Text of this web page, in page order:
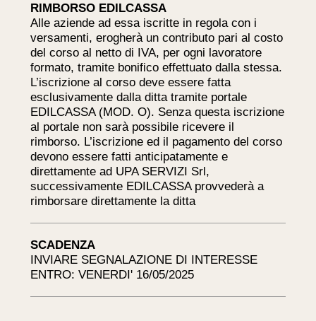
RIMBORSO EDILCASSA
Alle aziende ad essa iscritte in regola con i
versamenti, erogherà un contributo pari al costo
del corso al netto di IVA, per ogni lavoratore
formato, tramite bonifico effettuato dalla stessa.
L’iscrizione al corso deve essere fatta
esclusivamente dalla ditta tramite portale
EDILCASSA (MOD. O). Senza questa iscrizione
al portale non sarà possibile ricevere il
rimborso. L’iscrizione ed il pagamento del corso
devono essere fatti anticipatamente e
direttamente ad UPA SERVIZI Srl,
successivamente EDILCASSA provvederà a
rimborsare direttamente la ditta
SCADENZA
INVIARE SEGNALAZIONE DI INTERESSE
ENTRO: VENERDI' 16/05/2025